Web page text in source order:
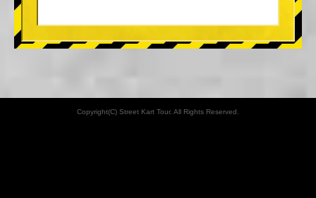
Copyright(C) Street Kart Tour. All Rights Reserved.